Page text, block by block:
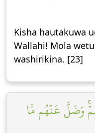
Kisha hautakuwa
Wallahi! Mola
washirikina. [23]
وَضَلَّ عَنۡهُم مَّا